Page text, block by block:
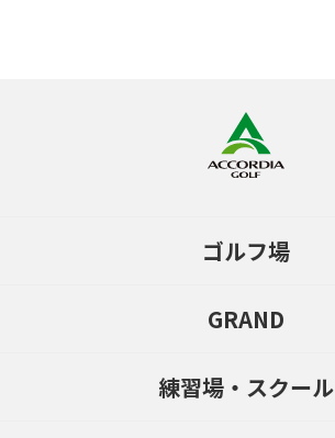
ゴルフ場
GRAND
練習場・スクール